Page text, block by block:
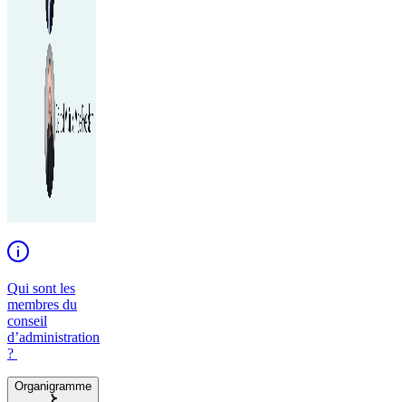
Qui sont les
membres du
conseil
d’administration
?
Organigramme